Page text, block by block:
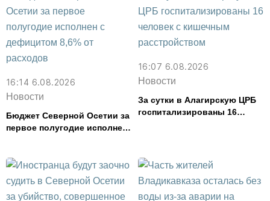
16:14 6.08.2026
Новости
Бюджет Северной Осетии за
первое полугодие исполнен
16:07 6.08.2026
Новости
За сутки в Алагирскую ЦРБ
госпитализированы 16